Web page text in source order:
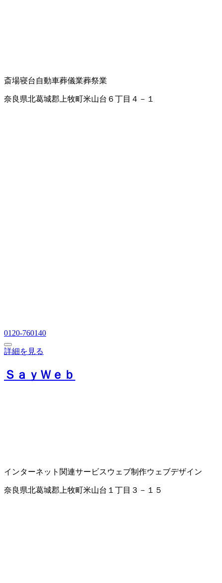
斎場寝台自動車葬儀業葬祭業
奈良県北葛城郡上牧町米山台６丁目４－１
0120-760140
詳細を見る
ＳａｙＷｅｂ
インターネット関連サービス ウェブ制作ウェブデザイン
奈良県北葛城郡上牧町米山台１丁目３－１５